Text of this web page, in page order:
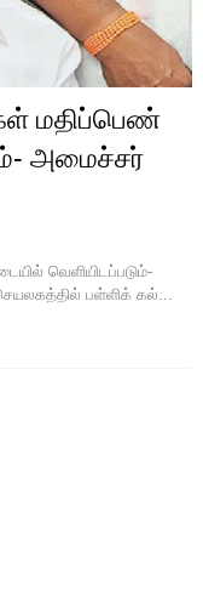
மதிப்பெண்
அமைச்சர்
வெளியிடப்படும்-
பள்ளிக் கல்...